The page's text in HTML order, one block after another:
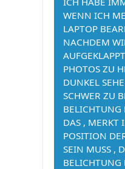
WENN ICH
LAPTOP
NACHDEM
PHOTOS ZU
DUNKEL
SCHWER ZU
BELICHTUNG
DAS , MERKT
POSITION
SEIN MUSS ,
BELICHTUNG